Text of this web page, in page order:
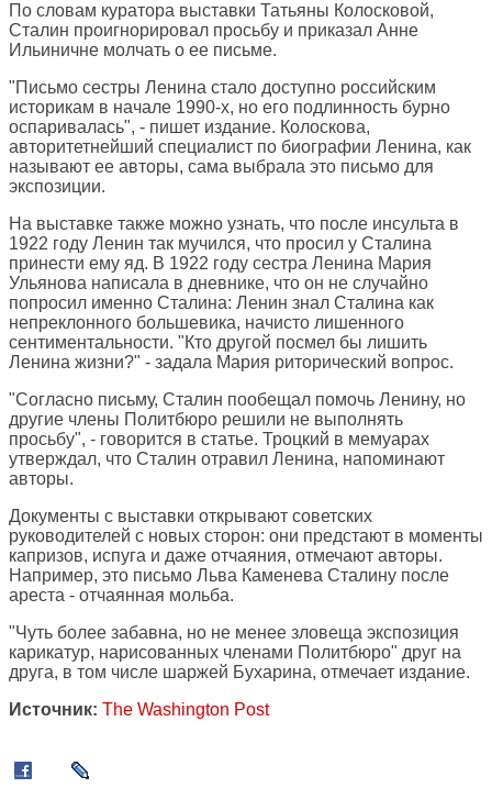
По словам куратора выставки Татьяны Колосковой,
Сталин проигнорировал просьбу и приказал Анне
Ильиничне молчать о ее письме.
"Письмо сестры Ленина стало доступно российским
историкам в начале 1990-х, но его подлинность бурно
оспаривалась", - пишет издание. Колоскова,
авторитетнейший специалист по биографии Ленина, как
называют ее авторы, сама выбрала это письмо для
экспозиции.
На выставке также можно узнать, что после инсульта в
1922 году Ленин так мучился, что просил у Сталина
принести ему яд. В 1922 году сестра Ленина Мария
Ульянова написала в дневнике, что он не случайно
попросил именно Сталина: Ленин знал Сталина как
непреклонного большевика, начисто лишенного
сентиментальности. "Кто другой посмел бы лишить
Ленина жизни?" - задала Мария риторический вопрос.
"Согласно письму, Сталин пообещал помочь Ленину, но
другие члены Политбюро решили не выполнять
просьбу", - говорится в статье. Троцкий в мемуарах
утверждал, что Сталин отравил Ленина, напоминают
авторы.
Документы с выставки открывают советских
руководителей с новых сторон: они предстают в моменты
капризов, испуга и даже отчаяния, отмечают авторы.
Например, это письмо Льва Каменева Сталину после
ареста - отчаянная мольба.
"Чуть более забавна, но не менее зловеща экспозиция
карикатур, нарисованных членами Политбюро" друг на
друга, в том числе шаржей Бухарина, отмечает издание.
Источник: The Washington Post